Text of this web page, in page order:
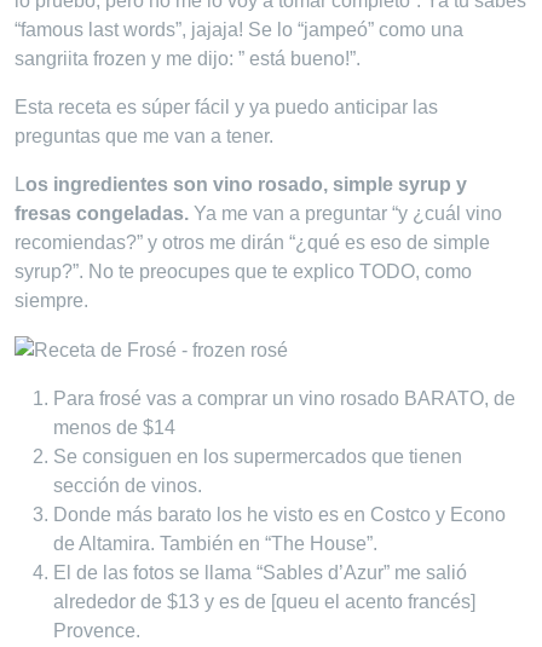
“famous last words”, jajaja! Se lo “jampeó” como una
sangriita frozen y me dijo: ” está bueno!”.
Esta receta es súper fácil y ya puedo anticipar las
preguntas que me van a tener.
Los ingredientes son vino rosado, simple syrup y
fresas congeladas. Ya me van a preguntar “y ¿cuál vino
recomiendas?” y otros me dirán “¿qué es eso de simple
syrup?”. No te preocupes que te explico TODO, como
siempre.
Para frosé vas a comprar un vino rosado BARATO, de
menos de $14
Se consiguen en los supermercados que tienen
sección de vinos.
Donde más barato los he visto es en Costco y Econo
de Altamira. También en “The House”.
El de las fotos se llama “Sables d’Azur” me salió
alrededor de $13 y es de [queu el acento francés]
Provence.